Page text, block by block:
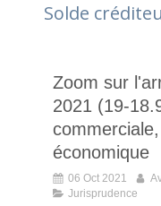
Solde
Zoom sur
2021 (19-
économique
06 Oct 2021
Jurisprudence